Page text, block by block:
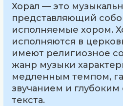
Хорал — это
представляющий
исполняемые хором.
исполняются в
имеют религиозное
жанр музыки
медленным темпом,
звучанием и
текста.